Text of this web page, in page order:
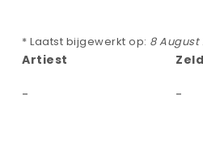
* Laatst bijgewerkt op: 8 August
Artiest
- -